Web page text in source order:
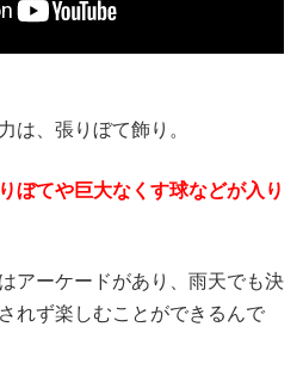
は、張りぼて飾り。
ぼてや巨大なくす球などが入り
アーケードがあり、雨天でも決
れず楽しむことができるんで